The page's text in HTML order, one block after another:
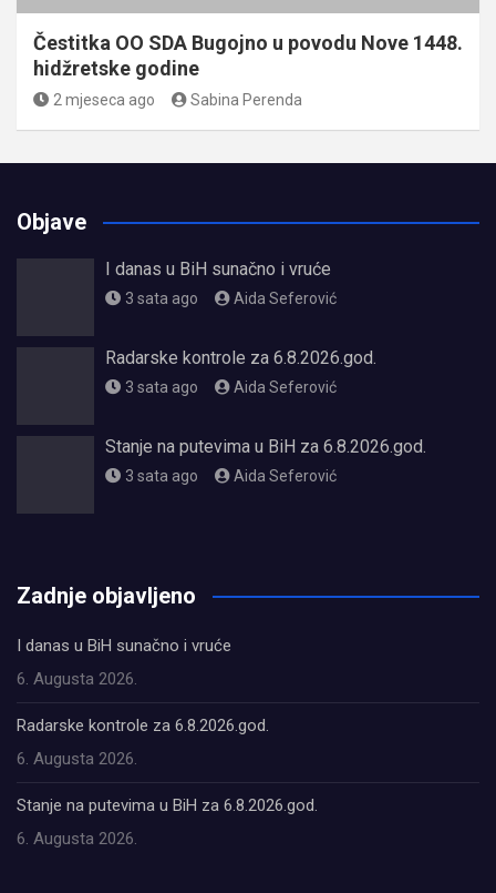
Čestitka OO SDA Bugojno u povodu Nove 1448.
hidžretske godine
2 mjeseca ago Sabina Perenda
Objave
I danas u BiH sunačno i vruće
3 sata ago Aida Seferović
Radarske kontrole za 6.8.2026.god.
3 sata ago Aida Seferović
Stanje na putevima u BiH za 6.8.2026.god.
3 sata ago Aida Seferović
Zadnje objavljeno
I danas u BiH sunačno i vruće
6. Augusta 2026.
Radarske kontrole za 6.8.2026.god.
6. Augusta 2026.
Stanje na putevima u BiH za 6.8.2026.god.
6. Augusta 2026.